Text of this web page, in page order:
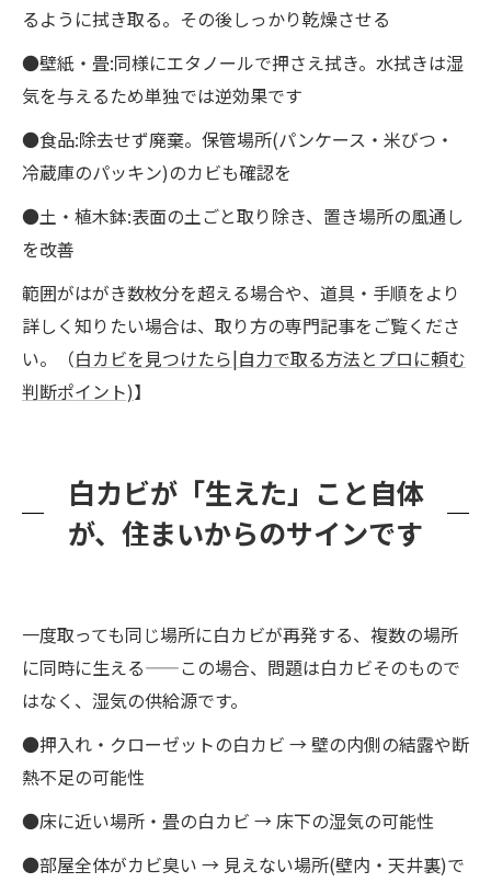
るように拭き取る。その後しっかり乾燥させる
●壁紙・畳:同様にエタノールで押さえ拭き。水拭きは湿
気を与えるため単独では逆効果です
●食品:除去せず廃棄。保管場所(パンケース・米びつ・
冷蔵庫のパッキン)のカビも確認を
●土・植木鉢:表面の土ごと取り除き、置き場所の風通し
を改善
範囲がはがき数枚分を超える場合や、道具・手順をより
詳しく知りたい場合は、取り方の専門記事をご覧くださ
い。（白カビを見つけたら|自力で取る方法とプロに頼む
判断ポイント)】
白カビが「生えた」こと自体
が、住まいからのサインです
一度取っても同じ場所に白カビが再発する、複数の場所
に同時に生える——この場合、問題は白カビそのもので
はなく、湿気の供給源です。
●押入れ・クローゼットの白カビ → 壁の内側の結露や断
熱不足の可能性
●床に近い場所・畳の白カビ → 床下の湿気の可能性
●部屋全体がカビ臭い → 見えない場所(壁内・天井裏)で